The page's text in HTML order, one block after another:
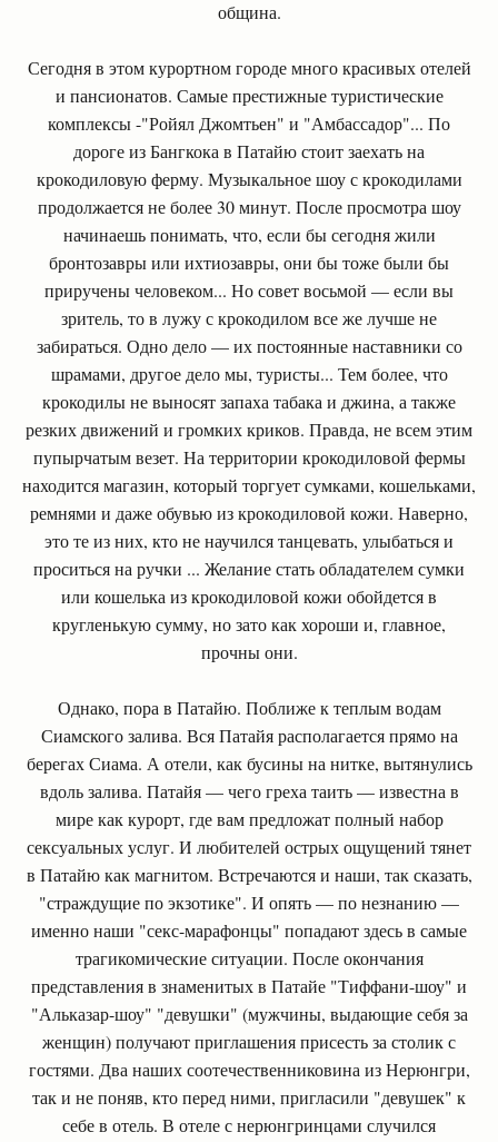
община.
Сегодня в этом курортном городе много красивых отелей
и пансионатов. Самые престижные туристические
комплексы -"Ройял Джомтьен" и "Амбассадор"... По
дороге из Бангкока в Патайю стоит заехать на
крокодиловую ферму. Музыкальное шоу с крокодилами
продолжается не более 30 минут. После просмотра шоу
начинаешь понимать, что, если бы сегодня жили
бронтозавры или ихтиозавры, они бы тоже были бы
приручены человеком... Но совет восьмой — если вы
зритель, то в лужу с крокодилом все же лучше не
забираться. Одно дело — их постоянные наставники со
шрамами, другое дело мы, туристы... Тем более, что
крокодилы не выносят запаха табака и джина, а также
резких движений и громких криков. Правда, не всем этим
пупырчатым везет. На территории крокодиловой фермы
находится магазин, который торгует сумками, кошельками,
ремнями и даже обувью из крокодиловой кожи. Наверно,
это те из них, кто не научился танцевать, улыбаться и
проситься на ручки ... Желание стать обладателем сумки
или кошелька из крокодиловой кожи обойдется в
кругленькую сумму, но зато как хороши и, главное,
прочны они.
Однако, пора в Патайю. Поближе к теплым водам
Сиамского залива. Вся Патайя располагается прямо на
берегах Сиама. А отели, как бусины на нитке, вытянулись
вдоль залива. Патайя — чего греха таить — известна в
мире как курорт, где вам предложат полный набор
сексуальных услуг. И любителей острых ощущений тянет
в Патайю как магнитом. Встречаются и наши, так сказать,
"страждущие по экзотике". И опять — по незнанию —
именно наши "секс-марафонцы" попадают здесь в самые
трагикомические ситуации. После окончания
представления в знаменитых в Патайе "Тиффани-шоу" и
"Альказар-шоу" "девушки" (мужчины, выдающие себя за
женщин) получают приглашения присесть за столик с
гостями. Два наших соотечественниковина из Нерюнгри,
так и не поняв, кто перед ними, пригласили "девушек" к
себе в отель. В отеле с нерюнгринцами случился